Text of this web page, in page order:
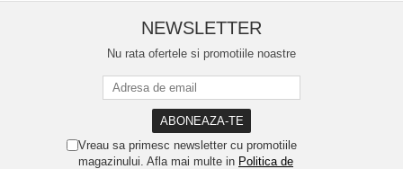
NEWSLETTER
Nu rata ofertele si promotiile noastre
Vreau sa primesc newsletter cu promotiile
magazinului. Afla mai multe in Politica de